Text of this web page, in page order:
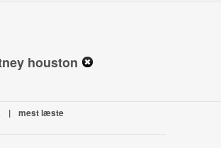
houston
| mest læste